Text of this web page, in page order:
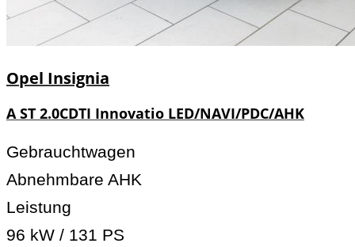
Opel Insignia
A ST 2.0CDTI Innovatio LED/NAVI/PDC/AHK
Gebrauchtwagen
Abnehmbare AHK
Leistung
96 kW / 131 PS